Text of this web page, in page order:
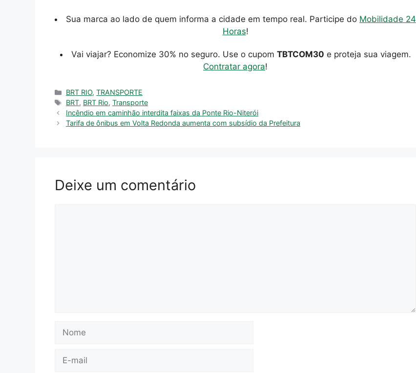
Sua marca ao lado de quem informa a cidade em tempo real. Participe do Mobilidade 24
Horas!
Vai viajar? Economize 30% no seguro. Use o cupom TBTCOM30 e proteja sua viagem.
Contratar agora!
Categorias
BRT RIO,TRANSPORTE
Tags
BRT, BRT Rio,Transporte
Incêndio em caminhão interdita faixas da Ponte Rio-Niterói
Tarifa de ônibus em Volta Redonda aumenta com subsídio da Prefeitura
Deixe um comentário
Nome